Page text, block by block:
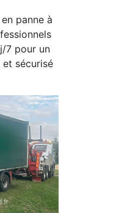
panne à
7 pour un
sécurisé